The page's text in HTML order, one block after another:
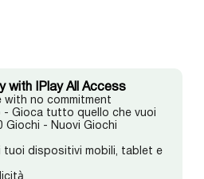
with IPlay All Access
with no commitment
- Gioca tutto quello che vuoi
Giochi - Nuovi Giochi
dispositivi mobili, tablet e